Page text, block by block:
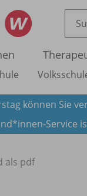
können Sie
Service
als pdf